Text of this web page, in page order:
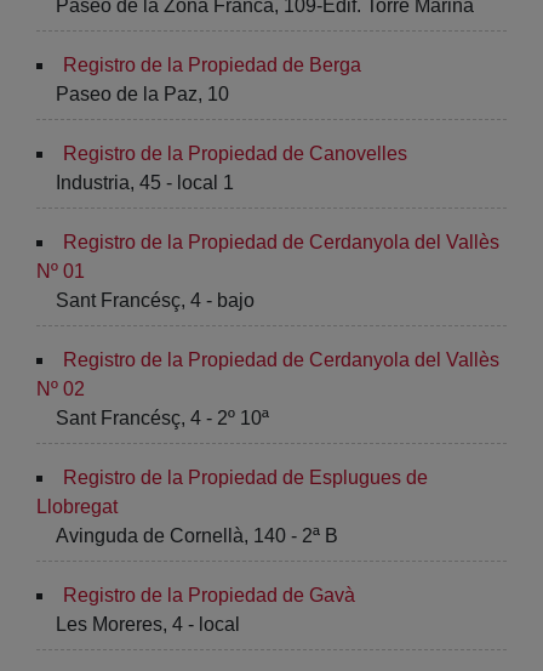
Paseo de la Zona Franca, 109-Edif. Torre Marina
Registro de la Propiedad de Berga
Paseo de la Paz, 10
Registro de la Propiedad de Canovelles
Industria, 45 - local 1
Registro de la Propiedad de Cerdanyola del Vallès
Nº 01
Sant Francésç, 4 - bajo
Registro de la Propiedad de Cerdanyola del Vallès
Nº 02
Sant Francésç, 4 - 2º 10ª
Registro de la Propiedad de Esplugues de
Llobregat
Avinguda de Cornellà, 140 - 2ª B
Registro de la Propiedad de Gavà
Les Moreres, 4 - local